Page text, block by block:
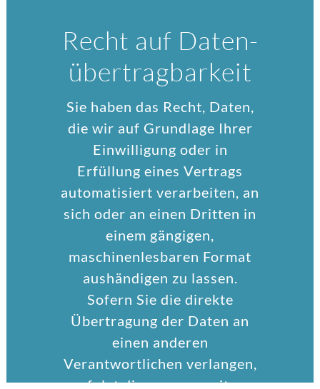
Recht auf Daten­
übertrag­barkeit
Sie haben das Recht, Daten,
die wir auf Grundlage Ihrer
Einwilligung oder in
Erfüllung eines Vertrags
automatisiert verarbeiten, an
sich oder an einen Dritten in
einem gängigen,
maschinenlesbaren Format
aushändigen zu lassen.
Sofern Sie die direkte
Übertragung der Daten an
einen anderen
Verantwortlichen verlangen,
erfolgt dies nur, soweit es